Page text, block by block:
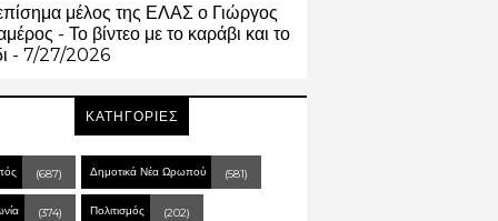
μέλος της ΕΛΑΣ ο Γιώργος
- Το βίντεο με το καράβι και το
- 7/27/2026
ΚΑΤΗΓΟΡΙΕΣ
(687) Δημοτικά Νέα Ωρωπού (581)
(374) Πολιτισμός (202)